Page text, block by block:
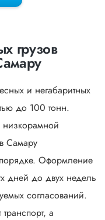
грузов
и негабаритных
до 100 тонн.
низкорамной
Самару
Оформление
дней до двух недель
согласований.
а